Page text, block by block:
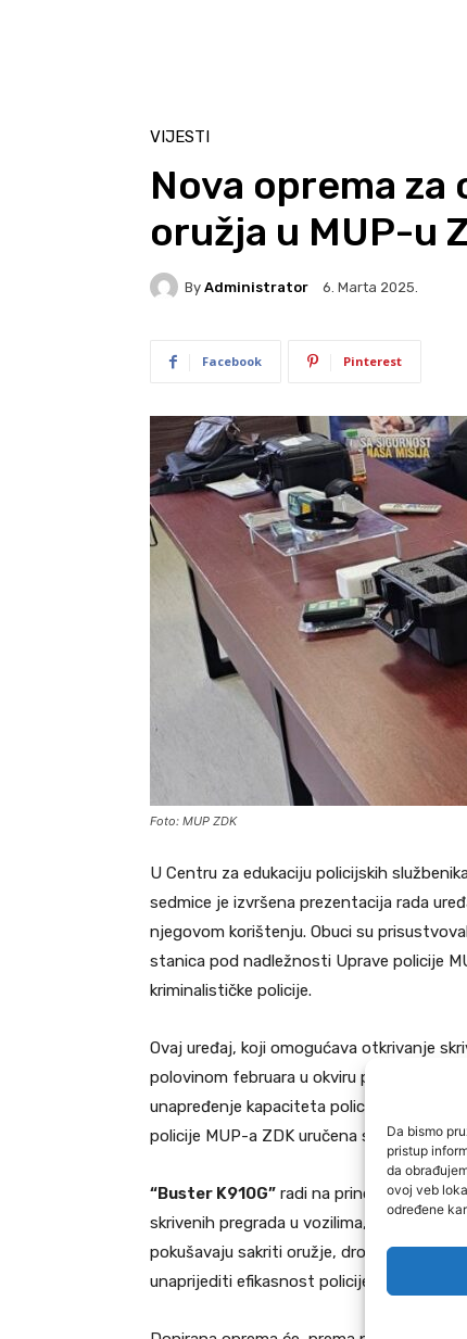
Da bismo
pristup
da
ovoj veb
određene
VIJESTI
Nova oprema
oružja u MUP-u
By Administrator 6. Marta 2025.
Facebook Pinterest
Foto: MUP ZDK
U Centru za edukaciju policijskih
sedmice je izvršena prezentacija rada
njegovom korištenju. Obuci su
stanica pod nadležnosti Uprave policije
kriminalističke policije.
Ovaj uređaj, koji omogućava otkrivanje
polovinom februara u okviru projekta
unapređenje kapaciteta policijskih
policije MUP-a ZDK uručena su dva
“Buster K910G” radi na principu
skrivenih pregrada u vozilima, gumama,
pokušavaju sakriti oružje, drogu ili druge
unaprijediti efikasnost policije Zeničko-